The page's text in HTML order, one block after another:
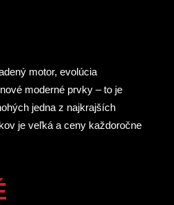
motor, evolúcia
moderné prvky – to je
jedna z najkrajších
je veľká a ceny každoročne